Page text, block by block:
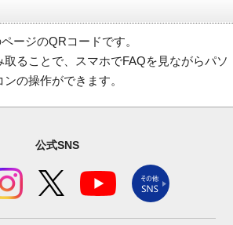
ージのQRコードです。
取ることで、スマホでFAQを見ながらパソ
ンの操作ができます。
公式SNS